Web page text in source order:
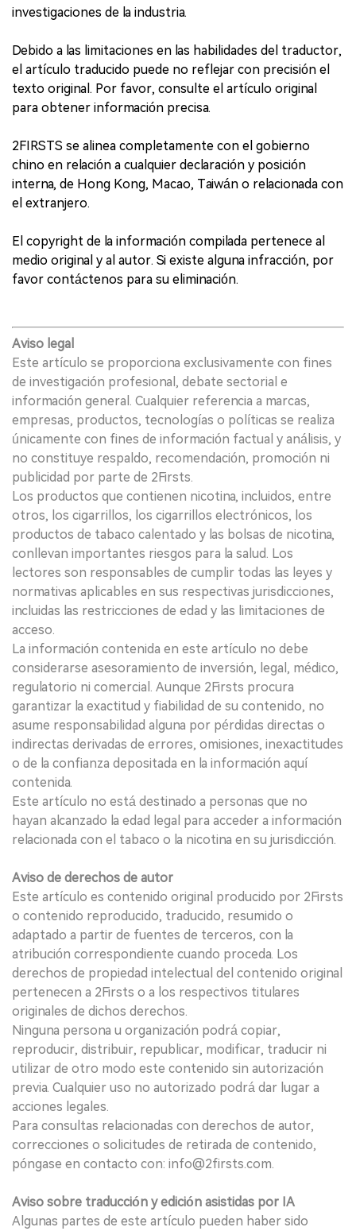
investigaciones de la industria.
Debido a las limitaciones en las habilidades del traductor,
el artículo traducido puede no reflejar con precisión el
texto original. Por favor, consulte el artículo original
para obtener información precisa.
2FIRSTS se alinea completamente con el gobierno
chino en relación a cualquier declaración y posición
interna, de Hong Kong, Macao, Taiwán o relacionada con
el extranjero.
El copyright de la información compilada pertenece al
medio original y al autor. Si existe alguna infracción, por
favor contáctenos para su eliminación.
Aviso legal
Este artículo se proporciona exclusivamente con fines
de investigación profesional, debate sectorial e
información general. Cualquier referencia a marcas,
empresas, productos, tecnologías o políticas se realiza
únicamente con fines de información factual y análisis, y
no constituye respaldo, recomendación, promoción ni
publicidad por parte de 2Firsts.
Los productos que contienen nicotina, incluidos, entre
otros, los cigarrillos, los cigarrillos electrónicos, los
productos de tabaco calentado y las bolsas de nicotina,
conllevan importantes riesgos para la salud. Los
lectores son responsables de cumplir todas las leyes y
normativas aplicables en sus respectivas jurisdicciones,
incluidas las restricciones de edad y las limitaciones de
acceso.
La información contenida en este artículo no debe
considerarse asesoramiento de inversión, legal, médico,
regulatorio ni comercial. Aunque 2Firsts procura
garantizar la exactitud y fiabilidad de su contenido, no
asume responsabilidad alguna por pérdidas directas o
indirectas derivadas de errores, omisiones, inexactitudes
o de la confianza depositada en la información aquí
contenida.
Este artículo no está destinado a personas que no
hayan alcanzado la edad legal para acceder a información
relacionada con el tabaco o la nicotina en su jurisdicción.
Aviso de derechos de autor
Este artículo es contenido original producido por 2Firsts
o contenido reproducido, traducido, resumido o
adaptado a partir de fuentes de terceros, con la
atribución correspondiente cuando proceda. Los
derechos de propiedad intelectual del contenido original
pertenecen a 2Firsts o a los respectivos titulares
originales de dichos derechos.
Ninguna persona u organización podrá copiar,
reproducir, distribuir, republicar, modificar, traducir ni
utilizar de otro modo este contenido sin autorización
previa. Cualquier uso no autorizado podrá dar lugar a
acciones legales.
Para consultas relacionadas con derechos de autor,
correcciones o solicitudes de retirada de contenido,
póngase en contacto con: info@2firsts.com.
Aviso sobre traducción y edición asistidas por IA
Algunas partes de este artículo pueden haber sido